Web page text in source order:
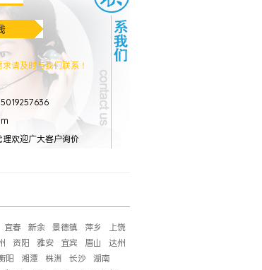
控解决方案
请及时与我们联系！
理欢迎广大客户询价
宜春 新余 景德镇 萍乡
上饶
资阳 雅安 宜宾 眉山
达州
阳 湘潭 株洲 长沙 湖南